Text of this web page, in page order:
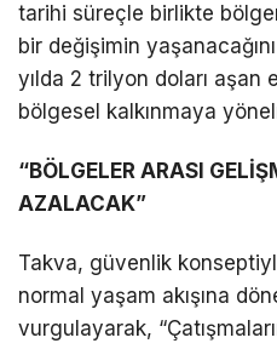
tarihi süreçle birlikte
bir değişimin
yılda 2 trilyon doları aşan
bölgesel kalkınmaya
“BÖLGELER ARASI
AZALACAK”
Takva, güvenlik
normal yaşam akışına
vurgulayarak,